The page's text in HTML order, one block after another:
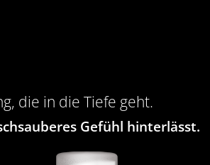
Gefühl hinterlässt.
die in die Tiefe geht.